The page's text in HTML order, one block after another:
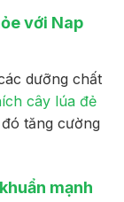
với Nap
dưỡng chất
cây lúa đẻ
tăng cường
mạnh